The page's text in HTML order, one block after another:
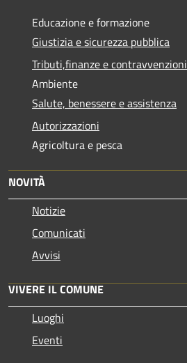
Educazione e formazione
Giustizia e sicurezza pubblica
Tributi,finanze e contravvenzioni
Ambiente
Salute, benessere e assistenza
Autorizzazioni
Agricoltura e pesca
NOVITÀ
Notizie
Comunicati
Avvisi
VIVERE IL COMUNE
Luoghi
Eventi